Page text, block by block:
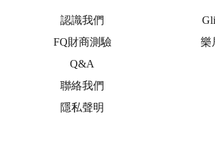
認識我們
FQ財商測驗
Q&A
聯絡我們
隱私聲明
樂